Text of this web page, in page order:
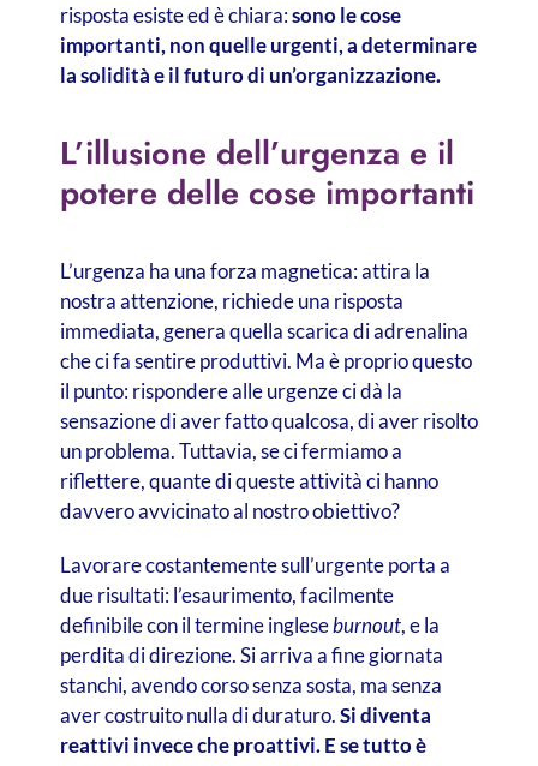
risposta esiste ed è chiara:sono le cose
importanti, non quelle urgenti, a determinare
la solidità e il futuro di un’organizzazione.
L’illusione dell’urgenza e il
potere delle cose importanti
L’urgenza ha una forza magnetica: attira la
nostra attenzione, richiede una risposta
immediata, genera quella scarica di adrenalina
che ci fa sentire produttivi. Ma è proprio questo
il punto: rispondere alle urgenze ci dà la
sensazione di aver fatto qualcosa, di aver risolto
un problema. Tuttavia, se ci fermiamo a
riflettere, quante di queste attività ci hanno
davvero avvicinato al nostro obiettivo?
Lavorare costantemente sull’urgente porta a
due risultati: l’esaurimento, facilmente
definibile con il termine ingleseburnout, e la
perdita di direzione. Si arriva a fine giornata
stanchi, avendo corso senza sosta, ma senza
aver costruito nulla di duraturo.Si diventa
reattivi invece che proattivi. E se tutto è